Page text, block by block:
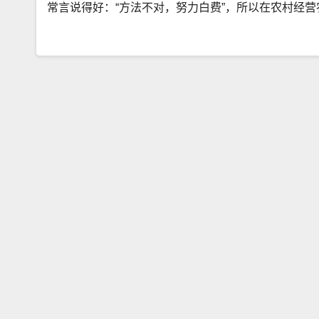
常言说得好：“方法不对，努力白费”，所以在农村经